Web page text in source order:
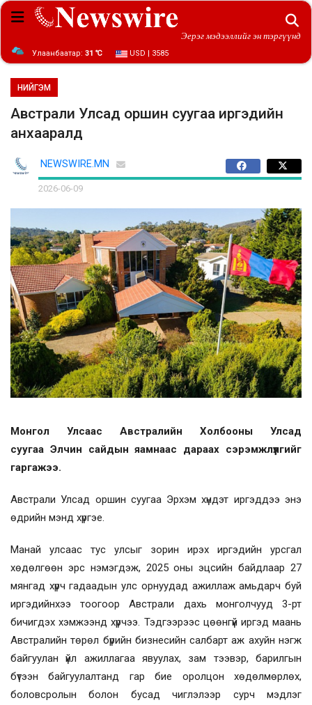
Эерэг мэдээллийг эн тэргүүнд
Улаанбаатар: 31 ℃ USD | 3585
НИЙГЭМ
Австрали Улсад оршин суугаа иргэдийн
анхааралд
NEWSWIRE.MN
2026-06-09
Монгол Улсаас Австралийн Холбооны Улсад
суугаа Элчин сайдын яамнаас дараах сэрэмжлүүлгийг
гаргажээ.
Австрали Улсад оршин суугаа Эрхэм хүндэт иргэддээ энэ
өдрийн мэнд хүргэе.
Манай улсаас тус улсыг зорин ирэх иргэдийн урсгал
хөдөлгөөн эрс нэмэгдэж, 2025 оны эцсийн байдлаар 27
мянгад хүрч гадаадын улс орнуудад ажиллаж амьдарч буй
иргэдийнхээ тоогоор Австрали дахь монголчууд 3-рт
бичигдэх хэмжээнд хүрчээ. Тэдгээрээс цөөнгүй иргэд маань
Австралийн төрөл бүрийн бизнесийн салбарт аж ахуйн нэгж
байгуулан үйл ажиллагаа явуулах, зам тээвэр, барилгын
бүтээн байгуулалтанд гар бие оролцон хөдөлмөрлөх,
боловсролын болон бусад чиглэлээр сурч мэдлэг